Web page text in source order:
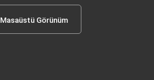
Masaüstü Görünüm